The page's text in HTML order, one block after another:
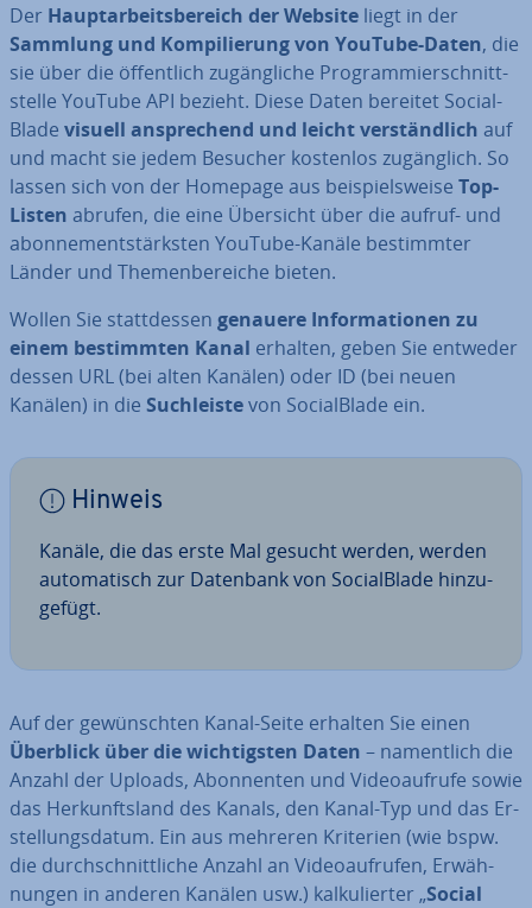
Der Haupt­ar­beits­be­reich der Website liegt in der
Sammlung und Kom­pi­lie­rung von YouTube-Daten, die
sie über die öf­fent­lich zu­gäng­li­che Pro­gram­mier­schnitt­
stel­le YouTube API bezieht. Diese Daten bereitet So­cial­
Bla­de visuell an­spre­chend und leicht ver­ständ­lich auf
und macht sie jedem Besucher kostenlos zu­gäng­lich. So
lassen sich von der Homepage aus bei­spiels­wei­se Top-
Listen abrufen, die eine Übersicht über die aufruf- und
abon­ne­ment­stärks­ten YouTube-Kanäle be­stimm­ter
Länder und The­men­be­rei­che bieten.
Wollen Sie statt­des­sen genauere In­for­ma­tio­nen zu
einem be­stimm­ten Kanal erhalten, geben Sie entweder
dessen URL (bei alten Kanälen) oder ID (bei neuen
Kanälen) in die Such­leis­tevon So­cial­Bla­de ein.
Hinweis
Kanäle, die das erste Mal gesucht werden, werden
au­to­ma­tisch zur Datenbank von So­cial­Bla­de hin­zu­
ge­fügt.
Auf der ge­wünsch­ten Kanal-Seite erhalten Sie einen
Überblick über die wich­tigs­ten Daten – na­ment­lich die
Anzahl der Uploads, Abon­nen­ten und Vi­deo­auf­ru­fe sowie
das Her­kunfts­land des Kanals, den Kanal-Typ und das Er­
stel­lungs­da­tum. Ein aus mehreren Kriterien (wie bspw.
die durch­schnitt­li­che Anzahl an Vi­deo­auf­ru­fen, Er­wäh­
nun­gen in anderen Kanälen usw.) kal­ku­lier­ter „Social